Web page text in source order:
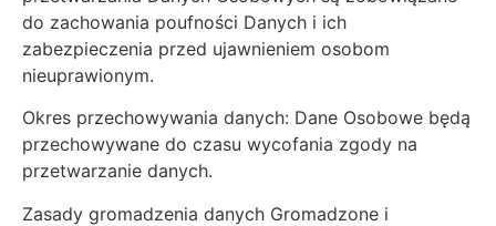
do zachowania poufności Danych i ich
zabezpieczenia przed ujawnieniem osobom
nieuprawionym.
Okres przechowywania danych: Dane Osobowe będą
przechowywane do czasu wycofania zgody na
przetwarzanie danych.
Zasady gromadzenia danych Gromadzone i